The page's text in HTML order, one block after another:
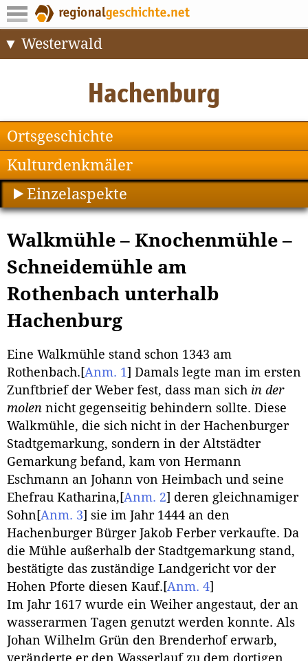
Westerwald
Ortsgeschichte
Kulturdenkmäler
Einzelaspekte
Walkmühle – Knochenmühle –
Schneidemühle am
Rothenbach unterhalb
Hachenburg
Eine Walkmühle stand schon 1343 am
Rothenbach. [Anm. 1] Damals legte man im ersten
Zunftbrief der Weber fest, dass man sich in der
molen nicht gegenseitig behindern sollte. Diese
Walkmühle, die sich nicht in der Hachenburger
Stadtgemarkung, sondern in der Altstädter
Gemarkung befand, kam von Hermann
Eschmann an Johann von Heimbach und seine
Ehefrau Katharina, [Anm. 2] deren gleichnamiger
Sohn [Anm. 3] sie im Jahr 1444 an den
Hachenburger Bürger Jakob Ferber verkaufte. Da
die Mühle außerhalb der Stadtgemarkung stand,
bestätigte das zuständige Landgericht vor der
Hohen Pforte diesen Kauf. [Anm. 4]
Im Jahr 1617 wurde ein Weiher angestaut, der an
wasserarmen Tagen genutzt werden konnte. Als
Johan Wilhelm Grün den Brenderhof erwarb,